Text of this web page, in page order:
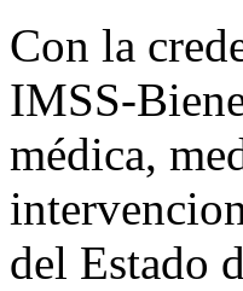
Con la
IMSS-
médica,
del Estado